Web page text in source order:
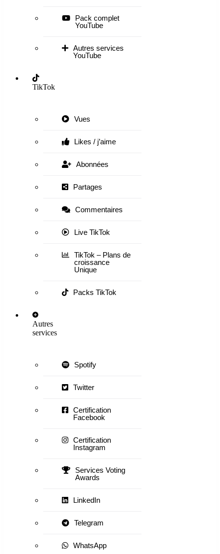
Pack complet
YouTube
Autres services
YouTube
TikTok
Vues
Likes / j’aime
Abonnées
Partages
Commentaires
Live TikTok
TikTok – Plans de
croissance
Unique
Packs TikTok
Autres
services
Spotify
Twitter
Certification
Facebook
Certification
Instagram
Services Voting
Awards
LinkedIn
Telegram
WhatsApp